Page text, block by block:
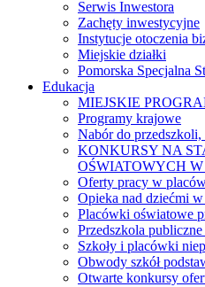
Serwis Inwestora
Zachęty inwestycyjne
Instytucje otoczenia
Miejskie działki
Pomorska Specjalna
Edukacja
MIEJSKIE
Programy krajowe
Nabór do
KONKURSY NA
OŚWIATOWYCH
Oferty pracy w
Opieka nad dziećmi
Placówki oświatowe
Przedszkola
Szkoły i placówki
Obwody szkół
Otwarte konkursy